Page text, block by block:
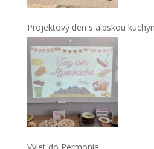
Projektový den s alpskou